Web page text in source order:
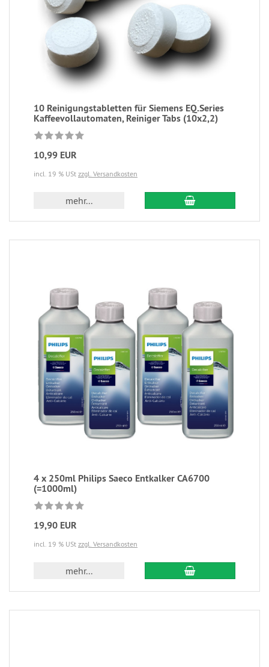
10 Reinigungstabletten für Siemens EQ.Series
Kaffeevollautomaten, Reiniger Tabs (10x2,2)
10,99 EUR
incl. 19 % USt zzgl. Versandkosten
mehr...
4 x 250ml Philips Saeco Entkalker CA6700
(=1000ml)
19,90 EUR
incl. 19 % USt zzgl. Versandkosten
mehr...